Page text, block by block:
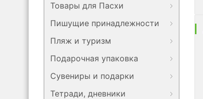
Товары для Пасхи
Пишущие принадлежности
Пляж и туризм
Подарочная упаковка
Сувениры и подарки
Тетради, дневники